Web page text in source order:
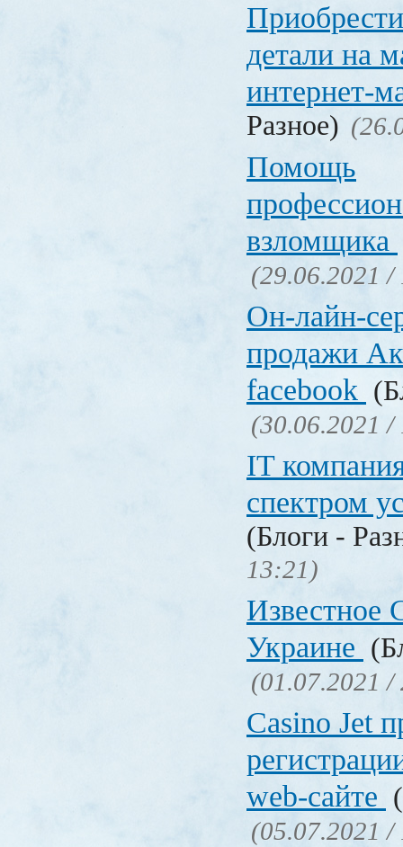
детали на
интернет-
Разное)
Помощь
взломщика
(29.06.2021 /
Он-лайн-
продажи
facebook
(30.06.2021 /
IT
спектром
(Блоги -
13:21)
Известное
Украине
(01.07.2021 /
Сasino Jet
web-сайте
(05.07.2021 /